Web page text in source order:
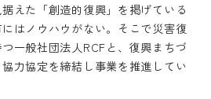
えた「創造的復興」を掲げている
はノウハウがない。そこで災害復
一般社団法人RCFと、復興まちづ
力協定を締結し事業を推進してい